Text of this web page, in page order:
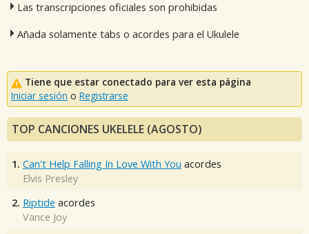
Las transcripciones oficiales son prohibidas
Añada solamente tabs o acordes para el Ukulele
Tiene que estar conectado para ver esta página
Iniciar sesión o Registrarse
TOP CANCIONES UKELELE (AGOSTO)
1. Can't Help Falling In Love With You acordes
Elvis Presley
2. Riptide acordes
Vance Joy